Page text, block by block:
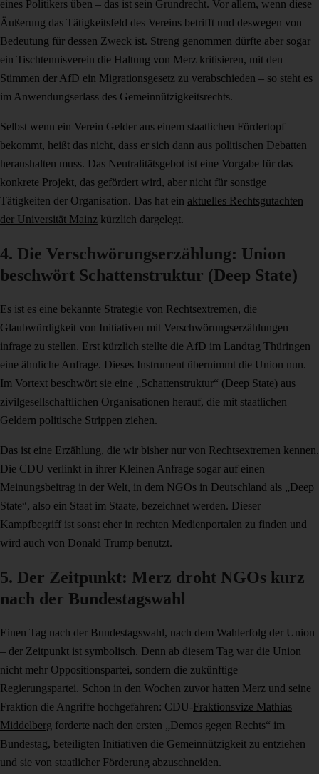
eines Politikers üben – das ist sein Grundrecht. Vor allem, wenn diese
Äußerung das Tätigkeitsfeld des Vereins betrifft und deswegen von
Bedeutung für dessen Zweck ist. Streng genommen dürfte aber sogar
ein Tischtennisverein die Haltung von Merz kritisieren, mit den
Stimmen der AfD ein Migrationsgesetz zu verabschieden – so steht es
im Anwendungserlass des Gemeinnützigkeitsrechts.
Selbst wenn ein Verein Gelder aus einem staatlichen Fördertopf
bekommt, heißt das nicht, dass er sich dann aus politischen Debatten
heraushalten muss. Das Neutralitätsgebot ist eine Vorgabe für das
konkrete Projekt, das gefördert wird, aber nicht für sonstige
Tätigkeiten der Organisation. Das hat ein aktuelles Rechtsgutachten
der Universität Mainz kürzlich dargelegt.
4. Die Verschwörungserzählung: Union
beschwört Schattenstruktur (Deep State)
Es ist es eine bekannte Strategie von Rechtsextremen, die
Glaubwürdigkeit von Initiativen mit Verschwörungserzählungen
infrage zu stellen. Erst kürzlich stellte die AfD im Landtag Thüringen
eine ähnliche Anfrage. Dieses Instrument übernimmt die Union nun.
Im Vortext beschwört sie eine „Schattenstruktur“ (Deep State) aus
zivilgesellschaftlichen Organisationen herauf, die mit staatlichen
Geldern politische Strippen ziehen.
Das ist eine Erzählung, die wir bisher nur von Rechtsextremen kennen.
Die CDU verlinkt in ihrer Kleinen Anfrage sogar auf einen
Meinungsbeitrag in der Welt, in dem NGOs in Deutschland als „Deep
State“, also ein Staat im Staate, bezeichnet werden. Dieser
Kampfbegriff ist sonst eher in rechten Medienportalen zu finden und
wird auch von Donald Trump benutzt.
5. Der Zeitpunkt: Merz droht NGOs kurz
nach der Bundestagswahl
Einen Tag nach der Bundestagswahl, nach dem Wahlerfolg der Union
– der Zeitpunkt ist symbolisch. Denn ab diesem Tag war die Union
nicht mehr Oppositionspartei, sondern die zukünftige
Regierungspartei. Schon in den Wochen zuvor hatten Merz und seine
Fraktion die Angriffe hochgefahren: CDU-Fraktionsvize Mathias
Middelberg forderte nach den ersten „Demos gegen Rechts“ im
Bundestag, beteiligten Initiativen die Gemeinnützigkeit zu entziehen
und sie von staatlicher Förderung abzuschneiden.